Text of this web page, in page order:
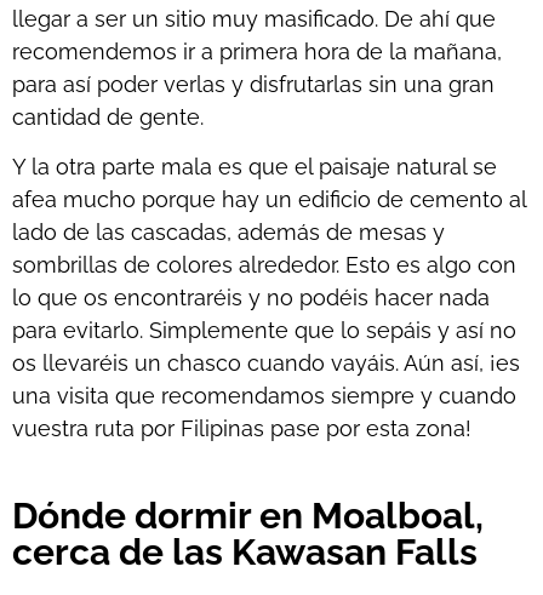
llegar a ser un sitio muy masificado. De ahí que
recomendemos ir a primera hora de la mañana,
para así poder verlas y disfrutarlas sin una gran
cantidad de gente.
Y la otra parte mala es que el paisaje natural se
afea mucho porque hay un edificio de cemento al
lado de las cascadas, además de mesas y
sombrillas de colores alrededor. Esto es algo con
lo que os encontraréis y no podéis hacer nada
para evitarlo. Simplemente que lo sepáis y así no
os llevaréis un chasco cuando vayáis. Aún así, ¡es
una visita que recomendamos siempre y cuando
vuestra ruta por Filipinas pase por esta zona!
Dónde dormir en Moalboal,
cerca de las Kawasan Falls